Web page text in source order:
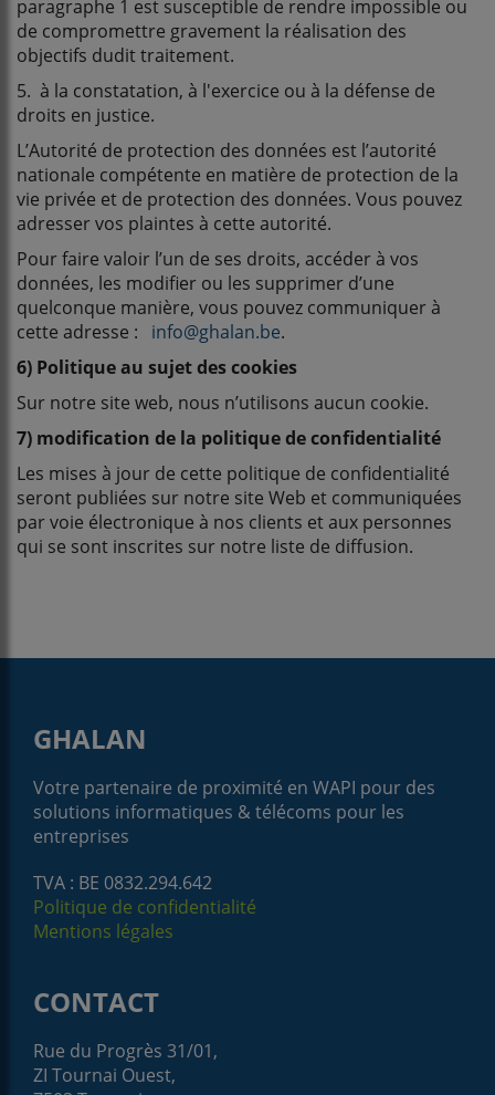
paragraphe 1 est susceptible de rendre impossible ou
de compromettre gravement la réalisation des
objectifs dudit traitement.
5. à la constatation, à l'exercice ou à la défense de
droits en justice.
L’Autorité de protection des données est l’autorité
nationale compétente en matière de protection de la
vie privée et de protection des données. Vous pouvez
adresser vos plaintes à cette autorité.
Pour faire valoir l’un de ses droits, accéder à vos
données, les modifier ou les supprimer d’une
quelconque manière, vous pouvez communiquer à
cette adresse : info@ghalan.be.
6) Politique au sujet des cookies
Sur notre site web, nous n’utilisons aucun cookie.
7) modification de la politique de confidentialité
Les mises à jour de cette politique de confidentialité
seront publiées sur notre site Web et communiquées
par voie électronique à nos clients et aux personnes
qui se sont inscrites sur notre liste de diffusion.
GHALAN
Votre partenaire de proximité en WAPI pour des
solutions informatiques & télécoms pour les
entreprises
TVA : BE 0832.294.642
Politique de confidentialité
Mentions légales
CONTACT
Rue du Progrès 31/01,
ZI Tournai Ouest,